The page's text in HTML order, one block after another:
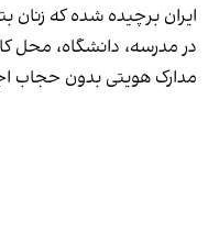
ایران برچیده شده که زنان
در مدرسه، دانشگاه، محل
مدارک هویتی بدون حجاب